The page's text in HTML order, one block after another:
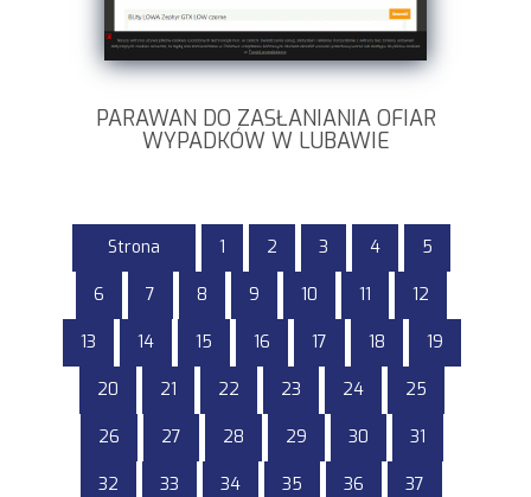
PARAWAN DO ZASŁANIANIA OFIAR
WYPADKÓW W LUBAWIE
Strona 1 2 3 4 5
6 7 8 9 10 11 12
13 14 15 16 17 18 19
20 21 22 23 24 25
26 27 28 29 30 31
32 33 34 35 36 37